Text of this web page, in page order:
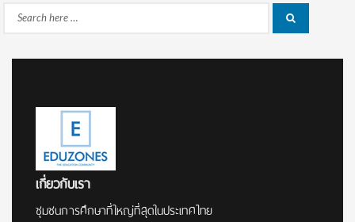
Search
เกี่ยวกับเรา
ชุมชนการศึกษาที่ใหญ่ที่สุดในประเทศไทย